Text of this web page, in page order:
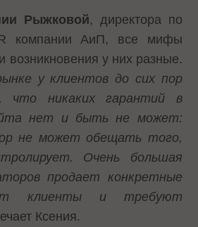
Рыжковой, директора по
компании АиП, все мифы
возникновения у них разные.
у клиентов до сих пор
что никаких гарантий в
нет и быть не может:
не может обещать того,
Очень большая
продает конкретные
клиенты и требуют
Ксения.